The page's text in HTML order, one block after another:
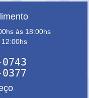
às 18:00hs